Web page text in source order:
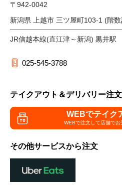
〒942-0042
新潟県 上越市 三ツ屋町103-1 (階
JR信越本線(直江津～新潟) 黒井駅
025-545-3788
テイクアウト＆デリバリー注文
WEBでテイク
WEBで注文して店舗でお
その他サービスから注文